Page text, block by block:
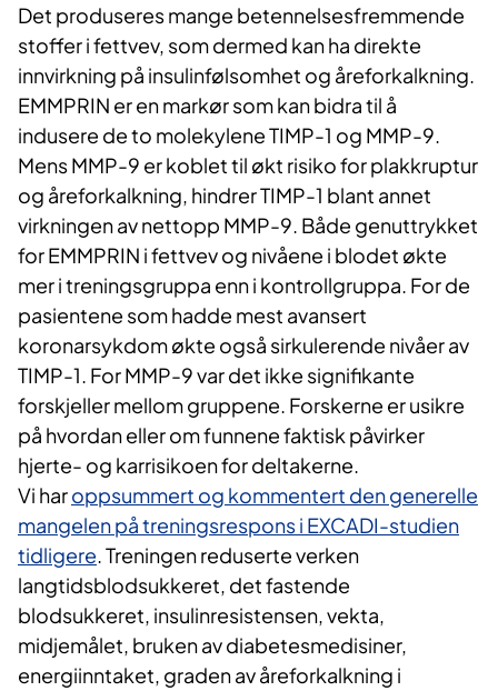
Det produseres mange betennelsesfremmende
stoffer i fettvev, som dermed kan ha direkte
innvirkning på insulinfølsomhet og åreforkalkning.
EMMPRIN er en markør som kan bidra til å
indusere de to molekylene TIMP-1 og MMP-9.
Mens MMP-9 er koblet til økt risiko for plakkruptur
og åreforkalkning, hindrer TIMP-1 blant annet
virkningen av nettopp MMP-9. Både genuttrykket
for EMMPRIN i fettvev og nivåene i blodet økte
mer i treningsgruppa enn i kontrollgruppa. For de
pasientene som hadde mest avansert
koronarsykdom økte også sirkulerende nivåer av
TIMP-1. For MMP-9 var det ikke signifikante
forskjeller mellom gruppene. Forskerne er usikre
på hvordan eller om funnene faktisk påvirker
hjerte- og karrisikoen for deltakerne.
Vi haroppsummert og kommentert den generelle
mangelen på treningsrespons i EXCADI-studien
tidligere. Treningen reduserte verken
langtidsblodsukkeret, det fastende
blodsukkeret, insulinresistensen, vekta,
midjemålet, bruken av diabetesmedisiner,
energiinntaket, graden av åreforkalkning i